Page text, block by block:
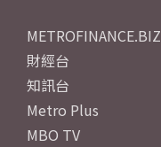
METROFINANCE.BIZ
財經台
知訊台
Metro Plus
MBO TV